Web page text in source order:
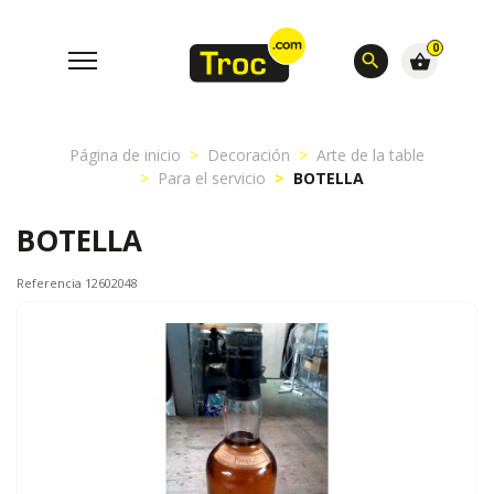
search
0
shopping_basket
Página de inicio Decoración
Arte de la table
Para el servicio
BOTELLA
BOTELLA
Referencia 12602048